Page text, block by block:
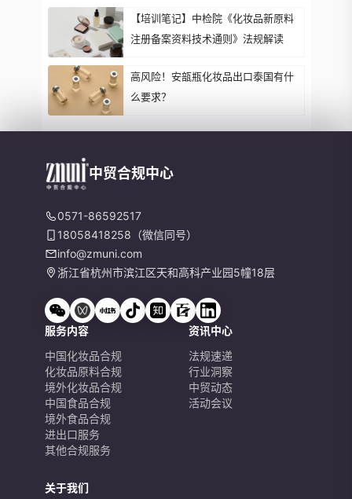
【培训笔记】中检院《化妆品新原料
注册备案资料技术通则》法规解读
高风险！安瓿瓶化妆品出口泰国有什
么要求？
中贸合规中心
0571-86592517
18058418258（微信同号）
info@zmuni.com
浙江省杭州市滨江区天和高科产业园5幢18层
服务内容
中国化妆品合规
化妆品原料合规
境外化妆品合规
中国食品合规
境外食品合规
进出口服务
其他合规服务
资讯中心
法规速递
行业洞察
中贸动态
活动会议
关于我们